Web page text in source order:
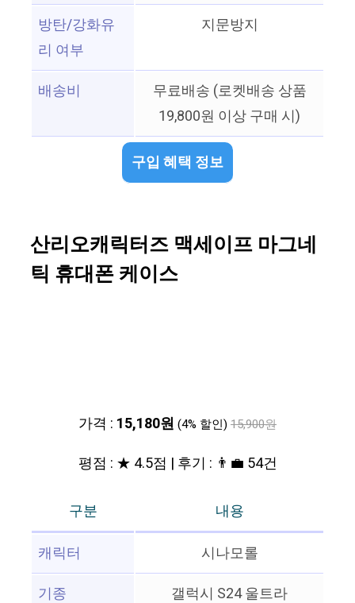
방탄/강화유
리 여부
지문방지
배송비
무료배송 (로켓배송 상품
19,800원 이상 구매 시)
구입 혜택 정보
산리오캐릭터즈 맥세이프 마그네
틱 휴대폰 케이스
가격 : 15,180원 (4% 할인) 15,900원
평점 : ★ 4.5점 | 후기 : 👨‍💼 54건
구분
내용
캐릭터
시나모롤
기종
갤럭시 S24 울트라